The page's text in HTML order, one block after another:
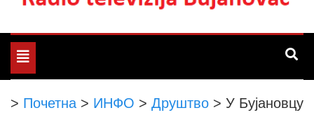
РТБ Бујановац
Toggle
navigation
> Почетна > ИНФО > Друштво > У Бујановцу